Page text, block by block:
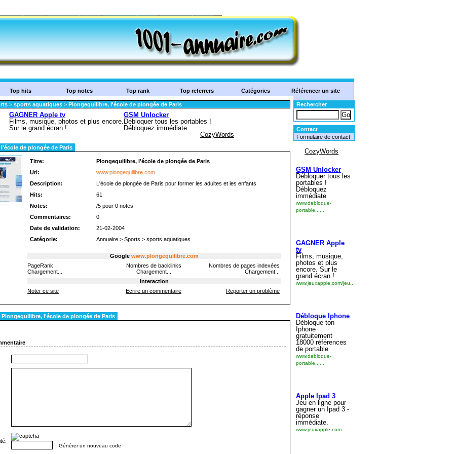
Top hits Top notes Top rank Top referrers Catégories Référencer un site
Rechercher
Contact
Formulaire de contact
> sports aquatiques > Plongequilibre, l'école de plongée de Paris
de plongée de Paris
Titre:
Plongequilibre, l'école de plongée de Paris
Url:
www.plongequilibre.com
Description:
L'école de plongée de Paris pour former les adultes et les enfants
Hits:
61
Notes:
/5 pour 0 notes
Commentaires:
0
Date de validation:
21-02-2004
Catégorie:
Annuaire > Sports > sports aquatiques
Google www.plongequilibre.com
PageRank
Chargement...
Nombres de backlinks
Chargement...
Nombres de pages indexées
Chargement...
Interaction
Noter ce site
Ecrire un commentaire Reporter un problème
l'école de plongée de Paris
Générer un nouveau code